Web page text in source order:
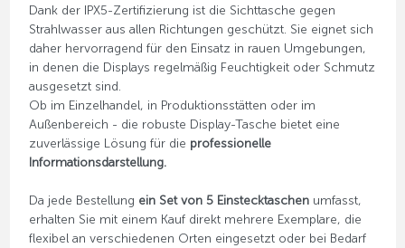
Dank der IPX5-Zertifizierung ist die Sichttasche gegen
Strahlwasser aus allen Richtungen geschützt. Sie eignet sich
daher hervorragend für den Einsatz in rauen Umgebungen,
in denen die Displays regelmäßig Feuchtigkeit oder Schmutz
ausgesetzt sind.
Ob im Einzelhandel, in Produktionsstätten oder im
Außenbereich - die robuste Display-Tasche bietet eine
zuverlässige Lösung für die professionelle
Informationsdarstellung.
Da jede Bestellung ein Set von 5 Einstecktaschenumfasst,
erhalten Sie mit einem Kauf direkt mehrere Exemplare, die
flexibel an verschiedenen Orten eingesetzt oder bei Bedarf